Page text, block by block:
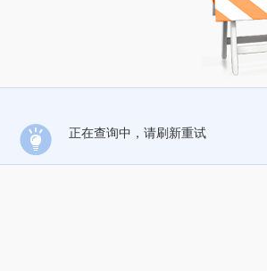
正在查询中，请刷新重试